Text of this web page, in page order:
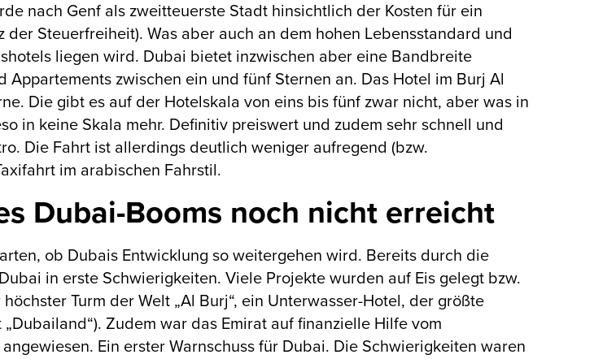
nach Genf als zweitteuerste Stadt hinsichtlich der Kosten für ein
der Steuerfreiheit). Was aber auch an dem hohen Lebensstandard und
liegen wird. Dubai bietet inzwischen aber eine Bandbreite
Appartements zwischen ein und fünf Sternen an. Das Hotel im Burj Al
Die gibt es auf der Hotelskala von eins bis fünf zwar nicht, aber was in
in keine Skala mehr. Definitiv preiswert und zudem sehr schnell und
Die Fahrt ist allerdings deutlich weniger aufregend (bzw.
im arabischen Fahrstil.
Dubai-Booms noch nicht erreicht
ob Dubais Entwicklung so weitergehen wird. Bereits durch die
in erste Schwierigkeiten. Viele Projekte wurden auf Eis gelegt bzw.
Turm der Welt „Al Burj“, ein Unterwasser-Hotel, der größte
Zudem war das Emirat auf finanzielle Hilfe vom
Ein erster Warnschuss für Dubai. Die Schwierigkeiten waren